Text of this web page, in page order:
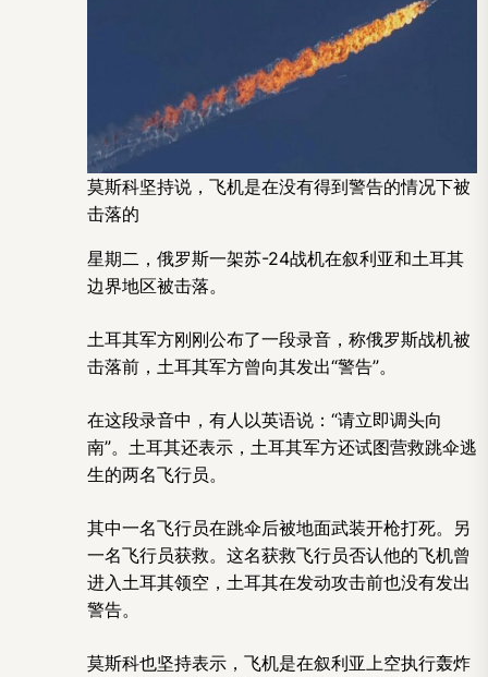
莫斯科坚持说，飞机是在没有得到警告的情况下被
击落的
星期二，俄罗斯一架苏-24战机在叙利亚和土耳其
边界地区被击落。
土耳其军方刚刚公布了一段录音，称俄罗斯战机被
击落前，土耳其军方曾向其发出“警告”。
在这段录音中，有人以英语说：“请立即调头向
南”。土耳其还表示，土耳其军方还试图营救跳伞逃
生的两名飞行员。
其中一名飞行员在跳伞后被地面武装开枪打死。另
一名飞行员获救。这名获救飞行员否认他的飞机曾
进入土耳其领空，土耳其在发动攻击前也没有发出
警告。
莫斯科也坚持表示，飞机是在叙利亚上空执行轰炸